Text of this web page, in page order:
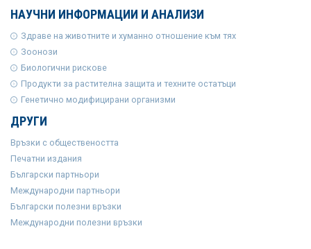
НАУЧНИ ИНФОРМАЦИИ И АНАЛИЗИ
Здраве на животните и хуманно отношение към тях
Зоонози
Биологични рискове
Продукти за растителна защита и техните остатъци
Генетично модифицирани организми
ДРУГИ
Връзки с обществеността
Печатни издания
Български партньори
Международни партньори
Български полезни връзки
Международни полезни връзки